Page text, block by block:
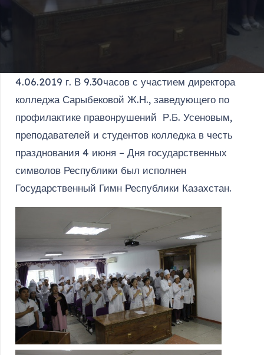
4.06.2019 г. В 9.30часов с участием директора
колледжа Сарыбековой Ж.Н., заведующего по
профилактике правонрушений Р.Б. Усеновым,
преподавателей и студентов колледжа в честь
празднования 4 июня – Дня государственных
символов Республики был исполнен
Государственный Гимн Республики Казахстан.